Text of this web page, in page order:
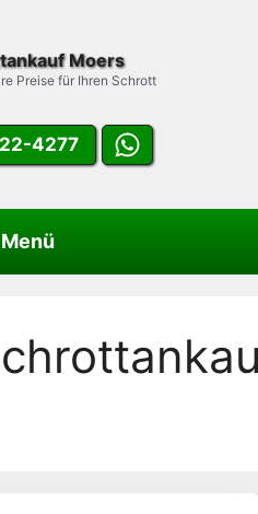
Moers
Preise für Ihren Schrott
4277
Menü